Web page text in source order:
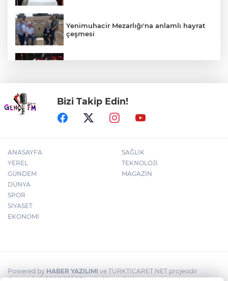
Yenimuhacir Mezarlığı'na anlamlı hayrat
çeşmesi
30 ilde DEAŞ'a 104 gözaltı!
Bizi Takip Edin!
ANASAYFA
YEREL
GÜNDEM
DÜNYA
SPOR
SİYASET
EKONOMİ
SAĞLIK
TEKNOLOJİ
MAGAZİN
Powered by HABER YAZILIMI ve TURKTICARET.NET projesidir
Copyright© 2006-2026 Tüm hakları saklıdır.